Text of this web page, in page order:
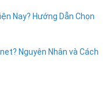
Nay? Hướng Dẫn Chọn
Nguyên Nhân và Cách